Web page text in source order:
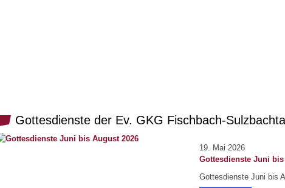
Gottesdienste der Ev. GKG Fischbach-
19. Mai 2026
Gottesdienste Juni
Gottesdienste Juni bis